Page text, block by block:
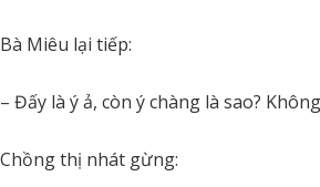
Bà Miêu lại tiếp:
– Đấy là ý ả, còn ý chàng là sao?
Chồng thị nhát gừng: